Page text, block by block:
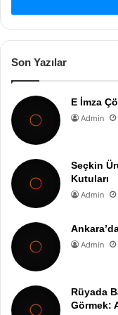
Son Yazılar
E İmza
Admin
Seçkin
Kutuları
Admin
Admin
Rüyada
Görmek: